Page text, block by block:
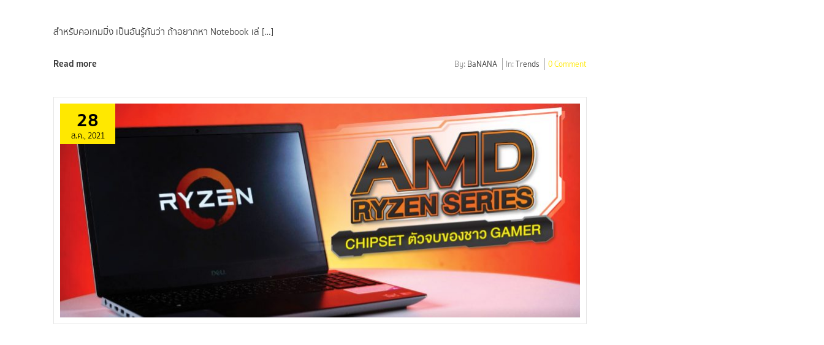
สำหรับคอเกมมิ่ง เป็นอันรู้กันว่า ถ้าอยากหา Notebook เล่ […]
Read more By: BaNANA In:Trends 0 Comment
28
ส.ค., 2021